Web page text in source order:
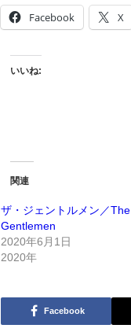
Facebook X
いいね:
関連
ザ・ジェントルメン／The
Gentlemen
2020年6月1日
2020年
Facebook